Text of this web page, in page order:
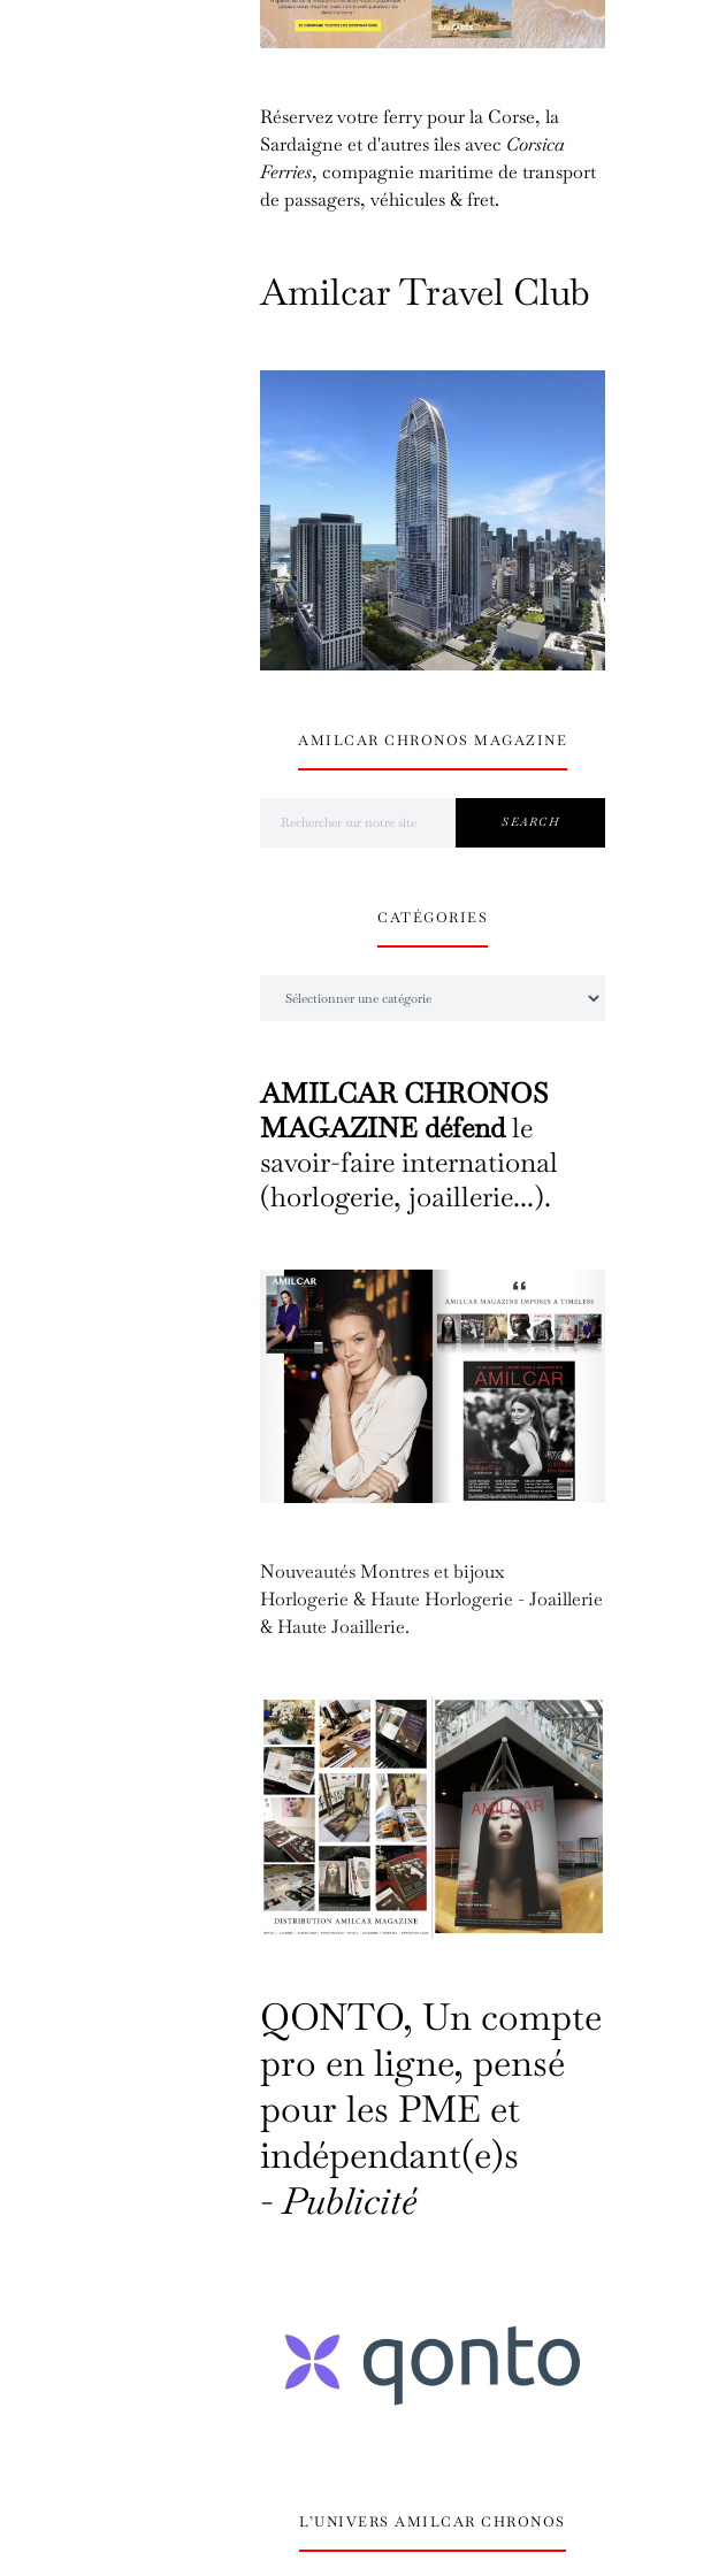
Réservez votre ferry pour la Corse, la
Sardaigne et d'autres îles avec Corsica
Ferries, compagnie maritime de transport
de passagers, véhicules & fret.
Amilcar Travel Club
AMILCAR CHRONOS MAGAZINE
SEARCH
CATÉGORIES
AMILCAR CHRONOS
MAGAZINE défendle
savoir-faire international
(horlogerie, joaillerie...).
Nouveautés Montres et bijoux
Horlogerie & Haute Horlogerie - Joaillerie
& Haute Joaillerie.
QONTO, Un compte
pro en ligne, pensé
pour les PME et
indépendant(e)s
-Publicité
L’UNIVERS AMILCAR CHRONOS